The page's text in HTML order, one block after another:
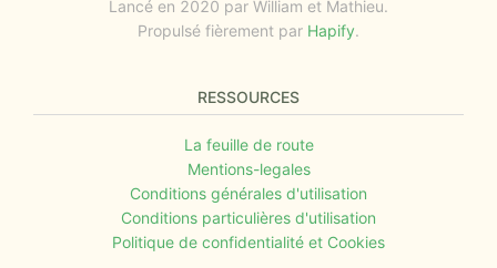
Lancé en 2020 par William et Mathieu.
Propulsé fièrement par Hapify.
RESSOURCES
La feuille de route
Mentions-legales
Conditions générales d'utilisation
Conditions particulières d'utilisation
Politique de confidentialité et Cookies